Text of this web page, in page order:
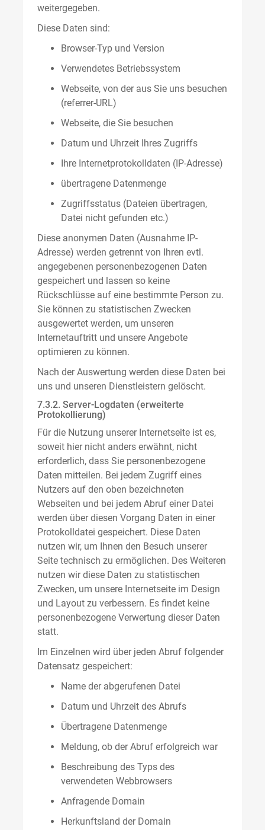
weitergegeben.
Diese Daten sind:
Browser-Typ und Version
Verwendetes Betriebssystem
Webseite, von der aus Sie uns besuchen
(referrer-URL)
Webseite, die Sie besuchen
Datum und Uhrzeit Ihres Zugriffs
Ihre Internetprotokolldaten (IP-Adresse)
übertragene Datenmenge
Zugriffsstatus (Dateien übertragen,
Datei nicht gefunden etc.)
Diese anonymen Daten (Ausnahme IP-
Adresse) werden getrennt von Ihren evtl.
angegebenen personenbezogenen Daten
gespeichert und lassen so keine
Rückschlüsse auf eine bestimmte Person zu.
Sie können zu statistischen Zwecken
ausgewertet werden, um unseren
Internetauftritt und unsere Angebote
optimieren zu können.
Nach der Auswertung werden diese Daten bei
uns und unseren Dienstleistern gelöscht.
7.3.2. Server-Logdaten (erweiterte
Protokollierung)
Für die Nutzung unserer Internetseite ist es,
soweit hier nicht anders erwähnt, nicht
erforderlich, dass Sie personenbezogene
Daten mitteilen. Bei jedem Zugriff eines
Nutzers auf den oben bezeichneten
Webseiten und bei jedem Abruf einer Datei
werden über diesen Vorgang Daten in einer
Protokolldatei gespeichert. Diese Daten
nutzen wir, um Ihnen den Besuch unserer
Seite technisch zu ermöglichen. Des Weiteren
nutzen wir diese Daten zu statistischen
Zwecken, um unsere Internetseite im Design
und Layout zu verbessern. Es findet keine
personenbezogene Verwertung dieser Daten
statt.
Im Einzelnen wird über jeden Abruf folgender
Datensatz gespeichert:
Name der abgerufenen Datei
Datum und Uhrzeit des Abrufs
Übertragene Datenmenge
Meldung, ob der Abruf erfolgreich war
Beschreibung des Typs des
verwendeten Webbrowsers
Anfragende Domain
Herkunftsland der Domain